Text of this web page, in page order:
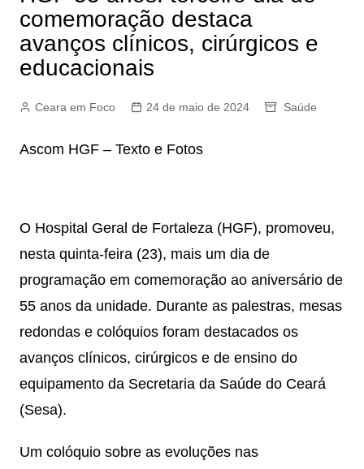
comemoração destaca
avanços clínicos, cirúrgicos e
educacionais
Ceara em Foco 24 de maio de 2024 Saúde
Ascom HGF – Texto e Fotos
O Hospital Geral de Fortaleza (HGF), promoveu,
nesta quinta-feira (23), mais um dia de
programação em comemoração ao aniversário de
55 anos da unidade. Durante as palestras, mesas
redondas e colóquios foram destacados os
avanços clínicos, cirúrgicos e de ensino do
equipamento da Secretaria da Saúde do Ceará
(Sesa).
Um colóquio sobre as evoluções nas